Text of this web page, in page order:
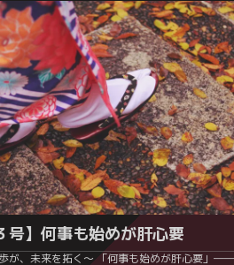
号】何事も始めが肝心要
く～ 「何事も始めが肝心要」――